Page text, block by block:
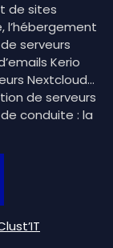
de sites
l’hébergement
serveurs
Kerio
Nextcloud…
de serveurs
conduite : la